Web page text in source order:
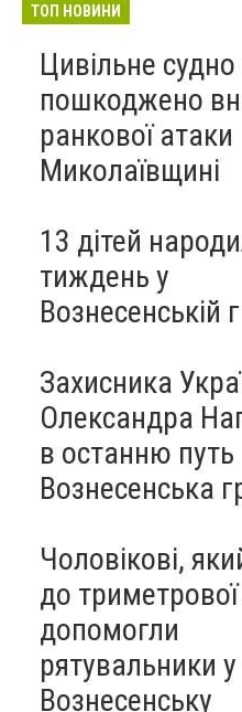
ТОП НОВИНИ
Цивільне судно
пошкоджено
ранкової атаки
Миколаївщині
13 дітей
тиждень у
Вознесенській
Захисника
Олександра
в останню
Вознесенська
Чоловікові,
до
допомогли
рятувальники у
Вознесенську